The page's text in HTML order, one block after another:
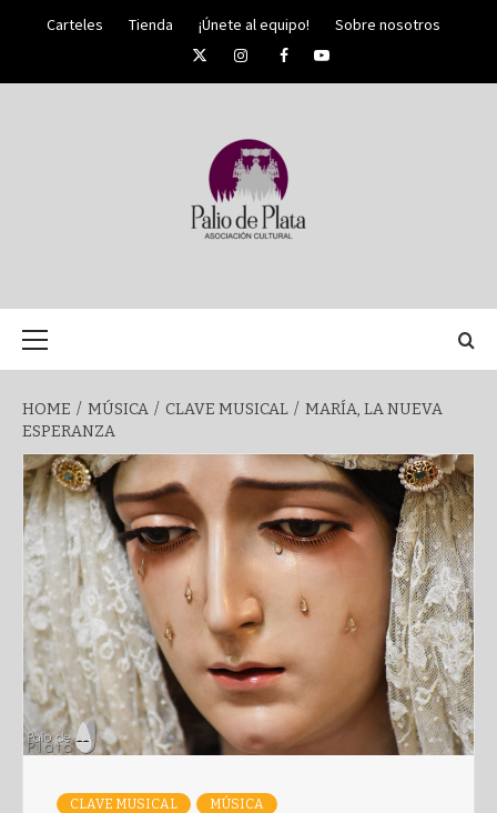
Carteles Tienda ¡Únete al equipo!
Sobre nosotros
TwitterInstagramFacebookYouTube
SEMANA
SANTA DE
MÁLAGA
HOME MÚSICA CLAVE MUSICAL
MARÍA, LA NUEVA
ESPERANZA
CLAVE MUSICAL MÚSICA